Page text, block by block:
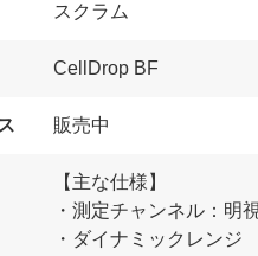
スクラム
CellDrop BF
販売中
【主な仕様】
・測定チャンネル：明
・ダイナミックレンジ